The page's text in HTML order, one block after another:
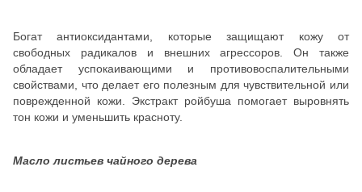
Богат антиоксидантами, которые защищают кожу от
свободных радикалов и внешних агрессоров. Он также
обладает успокаивающими и противовоспалительными
свойствами, что делает его полезным для чувствительной или
поврежденной кожи. Экстракт ройбуша помогает выровнять
тон кожи и уменьшить красноту.
Масло листьев чайного дерева